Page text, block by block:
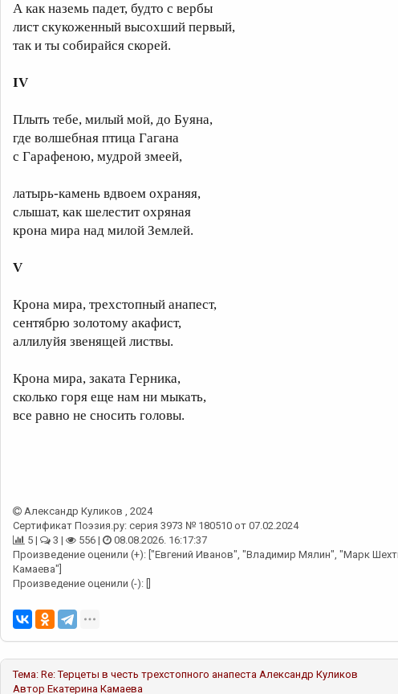
А как наземь падет, будто с вербы
лист скукоженный высохший первый,
так и ты собирайся скорей.
IV
Плыть тебе, милый мой, до Буяна,
где волшебная птица Гагана
с Гарафеною, мудрой змеей,
латырь-камень вдвоем охраняя,
слышат, как шелестит охряная
крона мира над милой Землей.
V
Крона мира, трехстопный анапест,
сентябрю золотому акафист,
аллилуйя звенящей листвы.
Крона мира, заката Герника,
сколько горя еще нам ни мыкать,
все равно не сносить головы.
Александр Куликов , 2024
Сертификат Поэзия.ру: серия 3973 № 180510 от 07.02.2024
5 |
3 | 556 |
08.08.2026. 16:17:37
Произведение оценили (+): ["Евгений Иванов", "Владимир Мялин", "Марк
Камаева"]
Произведение оценили (-): []
Тема: Re: Терцеты в честь трехстопного анапеста Александр Куликов
Автор Екатерина Камаева